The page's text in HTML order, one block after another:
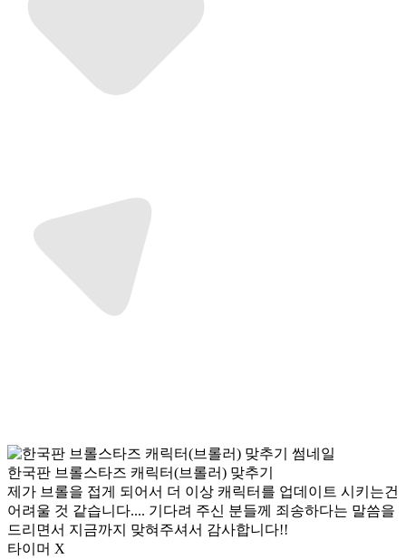
한국판 브롤스타즈 캐릭터(브롤러) 맞추기
제가 브롤을 접게 되어서 더 이상 캐릭터를 업데이트 시키는건
어려울 것 같습니다.... 기다려 주신 분들께 죄송하다는 말씀을
드리면서 지금까지 맞혀주셔서 감사합니다!!
타이머 X